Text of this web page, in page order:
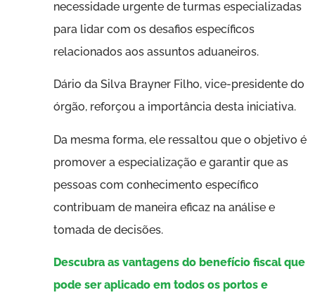
necessidade urgente de turmas especializadas
para lidar com os desafios específicos
relacionados aos assuntos aduaneiros.
Dário da Silva Brayner Filho, vice-presidente do
órgão, reforçou a importância desta iniciativa.
Da mesma forma, ele ressaltou que o objetivo é
promover a especialização e garantir que as
pessoas com conhecimento específico
contribuam de maneira eficaz na análise e
tomada de decisões.
Descubra as vantagens do benefício fiscal que
pode ser aplicado em todos os portos e